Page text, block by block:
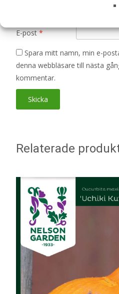
E-post*
Spara mitt namn, min e-
denna webbläsare till nästa
kommentar.
Relaterade